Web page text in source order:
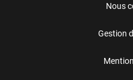
Nous
Gestion